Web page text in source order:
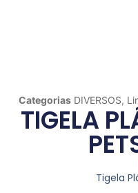
Categorias DIVERSOS,
TIGELA
Tigela